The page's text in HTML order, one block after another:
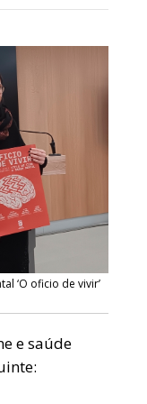
‘O oficio de vivir’
e saúde